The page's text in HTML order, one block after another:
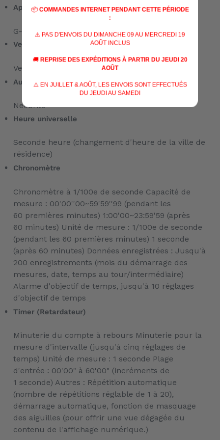
Applications
G-SHOCK Connected
Verre
Verre minéral
Autres
Neobrite
Heure universelle
Seconde heure (changement d'heure de la ville de
résidence)
Chronomètre
Chronomètre à 1/100e de seconde Capacité de
mesure : 00'00''00~59'59''99 (pendant les
60 premières minutes) 1:00'00~23:59'59 (après
60 minutes) Unité de mesure : 1/100e de seconde
(pendant les 60 premières minutes) 1 seconde
(après 60 minutes) Données enregistrées : Jusqu'à
200 enregistrements (mois du démarrage des
mesures, date, temps au tour/intermédiaire)
Alarme d'objectif de temps, jusqu'à 10 réglages
d'objectif de temps
Timer (Retardateur)
Minuterie du compte à rebours Minuterie pour la
mesure d'intervalle (jusqu'à cinq réglages de
temps) Unité de mesure : 1 seconde Plage
d'entrée : 00'00" à 60'00" (incréments de
1 seconde) Autres : Répétition automatique
(nombre de répétitions réglable de 1 à 20),
démarrage automatique, fonction de masquage
des aiguilles (pour offrir une vue dégagée du
contenu de l'affichage numérique.)
📦 COMMANDES INTERNET PENDANT CETTE PÉRIODE
:
⚠️ PAS D'ENVOIS DU DIMANCHE 09 AU MERCREDI 19
AOÛT INCLUS
🚚 REPRISE DES EXPÉDITIONS À PARTIR DU JEUDI 20
AOÛT
⚠️ EN JUILLET & AOÛT, LES ENVOIS SONT EFFECTUÉS
DU JEUDI AU SAMEDI